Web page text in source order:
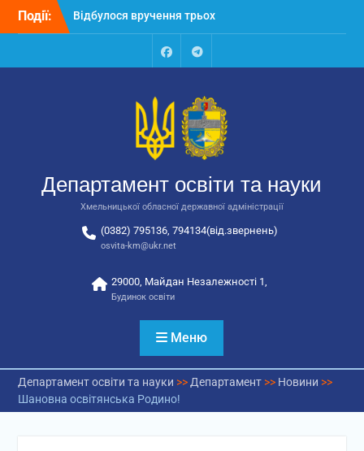
Перейти
Події:
Відбулося вручення трьох
автобусів для потреб
Відбулося засідання
освіти та науки обласної
державної адміністрації
Відбулась обласна
національно-патріотичне
виховання
FacebookTalegram
Департамент освіти та науки
Хмельницької обласної державної адміністрації
(0382) 795136, 794134(від.звернень)
osvita-km@ukr.net
29000, Майдан Незалежності 1,
Будинок освіти
Меню
Департамент освіти та науки >> Департамент>> Новини >>
Шановна освітянська Родино!